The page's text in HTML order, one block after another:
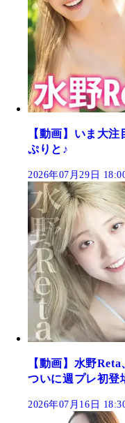
【動画】いま大
ぷりと♪
2026年07月29日
【動画】水野
ついに週プレ初登
2026年07月16日